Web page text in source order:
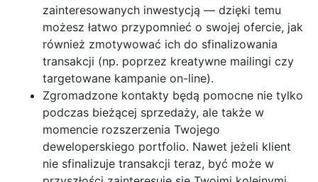
zainteresowanych inwestycją — dzięki temu
możesz łatwo przypomnieć o swojej ofercie, jak
również zmotywować ich do sfinalizowania
transakcji (np. poprzez kreatywne mailingi czy
targetowane kampanie on-line).
Zgromadzone kontakty będą pomocne nie tylko
podczas bieżącej sprzedaży, ale także w
momencie rozszerzenia Twojego
deweloperskiego portfolio. Nawet jeżeli klient
nie sfinalizuje transakcji teraz, być może w